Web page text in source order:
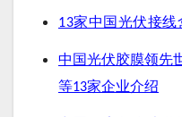
13家中国光伏接
中国光伏胶膜领先
等13家企业介绍